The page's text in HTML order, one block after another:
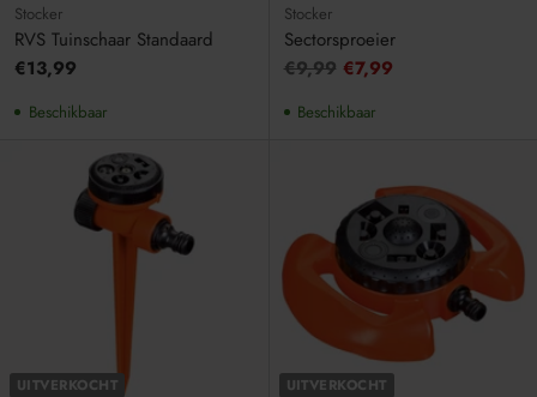
Stocker
RVS Tuinschaar Standaard
€13,99
Beschikbaar
Stocker
Sectorsproeier
Adviesprijs
€9,99 €7,99
Beschikbaar
UITVERKOCHT UITVERKOCHT